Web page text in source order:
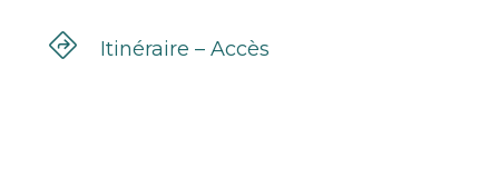
Itinéraire – Accès